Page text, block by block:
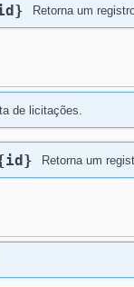
Retorna um
de licitações.
Retorna um